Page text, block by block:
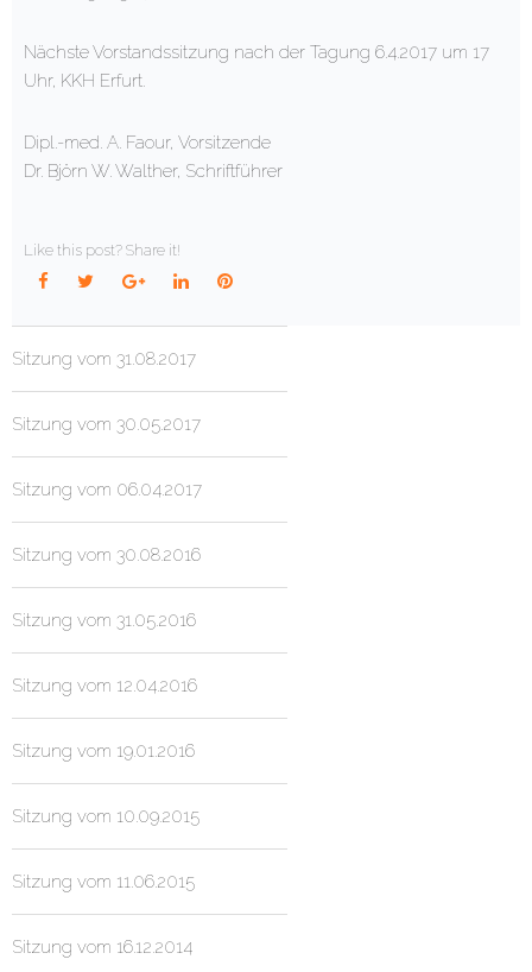
Nächste Vorstandssitzung nach der Tagung 6.4.2017 um 17
Uhr, KKH Erfurt.
Dipl.-med. A. Faour, Vorsitzende
Dr. Björn W. Walther, Schriftführer
Like this post? Share it!
Sitzung vom 31.08.2017
Sitzung vom 30.05.2017
Sitzung vom 06.04.2017
Sitzung vom 30.08.2016
Sitzung vom 31.05.2016
Sitzung vom 12.04.2016
Sitzung vom 19.01.2016
Sitzung vom 10.09.2015
Sitzung vom 11.06.2015
Sitzung vom 16.12.2014